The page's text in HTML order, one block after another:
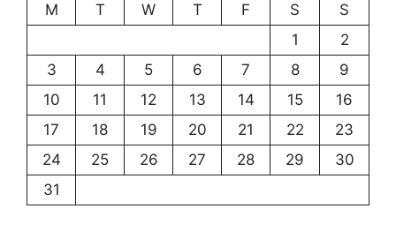
M
T W T F S
S
1
2
3
4 5 6 7 8
9
10
11 12 13 14 15
16
17
18 19 20 21 22
23
24
25 26 27 28 29
30
31